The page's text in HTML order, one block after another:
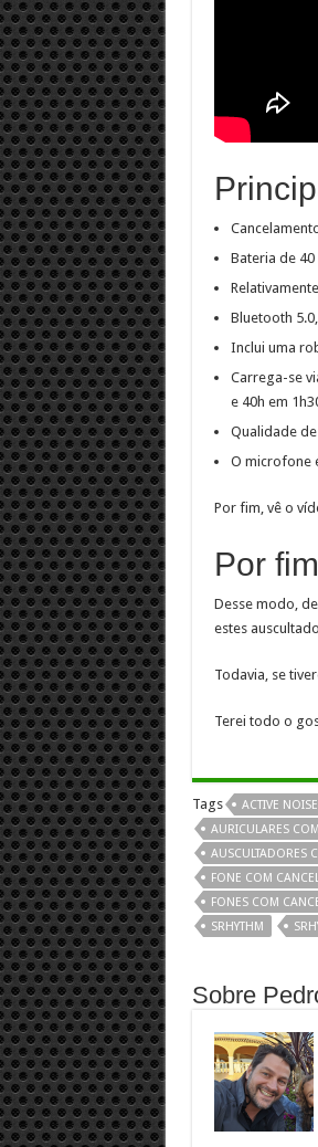
Bateria de
Bluetooth
Inclui uma
Carrega-se
e 40h em
Qualidade
O microfone
Por fim, vê o
Por fim
Desse modo,
estes
Todavia, se
Terei todo o
Tags ACTIVE
AURICULARES
AUSCULTADORES
FONE COM
FONES COM
SRHYTHM
Sobre